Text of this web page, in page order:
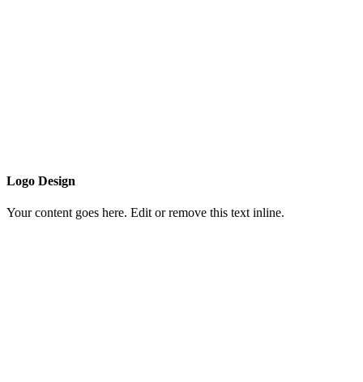
Logo Design
Your content goes here. Edit or remove this text inline.